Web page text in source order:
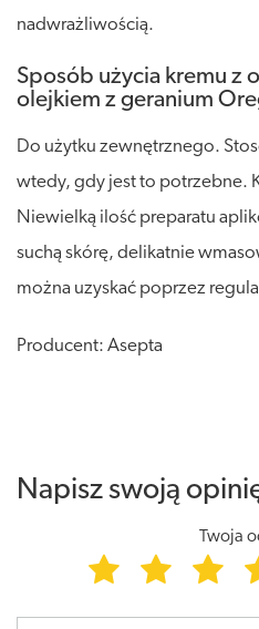
nadwrażliwością.
Sposób użycia kremu z
olejkiem z geranium
Do użytku zewnętrznego.
wtedy, gdy jest to potrzebne.
Niewielką ilość preparatu
suchą skórę, delikatnie
można uzyskać poprzez
Producent: Asepta
Napisz swoją
Twoja